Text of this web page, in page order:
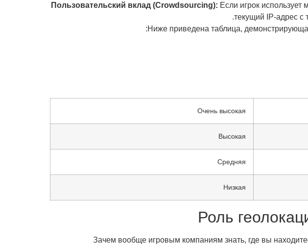
Пользовательский вклад (Crowdsourcing): Если игрок
текущий IP-адрес с
Ниже приведена таблица,
Очень высокая
Высокая
Средняя
Низкая
Роль
Зачем вообще игровым компаниям знать, где вы